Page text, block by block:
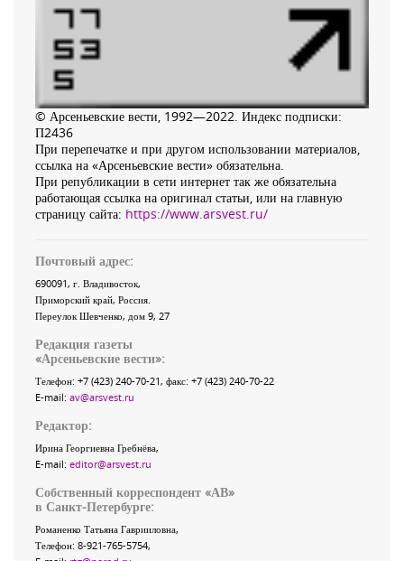
© Арсеньевские вести, 1992—2022. Индекс подписки:
П2436
При перепечатке и при другом использовании материалов,
ссылка на «Арсеньевские вести» обязательна.
При републикации в сети интернет так же обязательна
работающая ссылка на оригинал статьи, или на главную
страницу сайта: https://www.arsvest.ru/
Почтовый адрес:
690091, г. Владивосток,
Приморский край, Россия
Переулок Шевченко, дом 9, 27
Редакция газеты
«Арсеньевские вести»:
Телефон: +7 (423) 240-70-21, факс: +7 (423) 240-70-22
E-mail: av@arsvest.ru
Редактор:
Ирина Георгиевна Гребнёва,
E-mail: editor@arsvest.ru
Собственный корреспондент «АВ»
в Санкт-Петербурге:
Романенко Татьяна Гаврииловна,
Телефон: 8-921-765-5754,